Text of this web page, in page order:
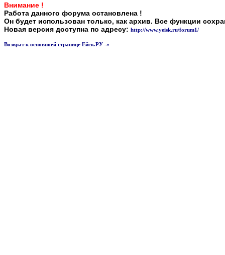
Внимание !
Работа данного форума остановлена !
Он будет использован только, как архив. Все функции
Новая версия доступна по адресу: http://www.yeisk.ru/forum1/
Возврат к основноей странице Ейск.РУ -»